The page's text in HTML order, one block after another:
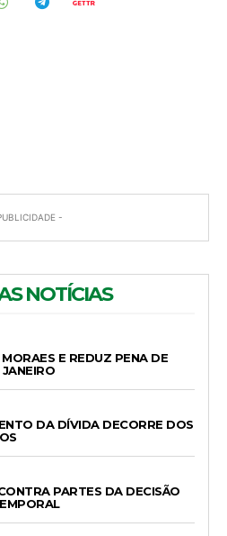
-
NOTÍCIAS
E REDUZ PENA DE
DA DÍVIDA DECORRE DOS
PARTES DA DECISÃO